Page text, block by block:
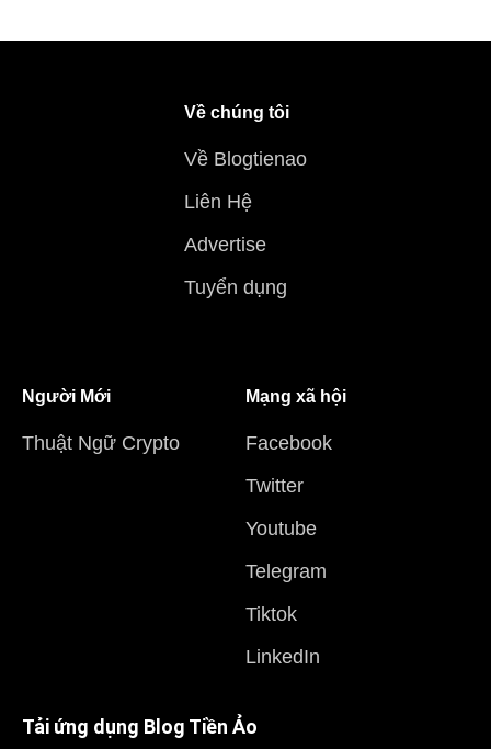
Về chúng tôi
Về Blogtienao
Liên Hệ
Advertise
Tuyển dụng
Người Mới
Thuật Ngữ Crypto
Mạng xã hội
Facebook
Twitter
Youtube
Telegram
Tiktok
LinkedIn
Tải ứng dụng Blog Tiền Ảo